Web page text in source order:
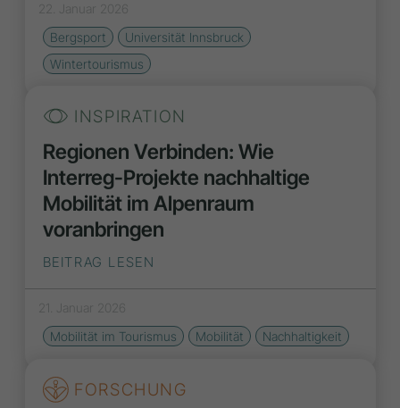
22. Januar 2026
Bergsport
Universität Innsbruck
Wintertourismus
INSPIRATION
Regionen Verbinden: Wie
Interreg-Projekte nachhaltige
Mobilität im Alpenraum
voranbringen
BEITRAG LESEN
21. Januar 2026
Mobilität im Tourismus
Mobilität Nachhaltigkeit
FORSCHUNG